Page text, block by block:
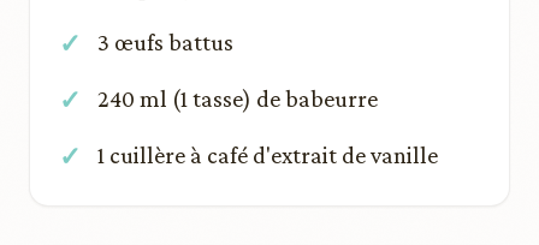
3 œufs battus
240 ml (1 tasse) de babeurre
1 cuillère à café d'extrait de vanille